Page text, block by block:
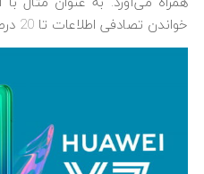
خواندن تصادفی اطلاعات تا 20 درصد افزایش یافته است.